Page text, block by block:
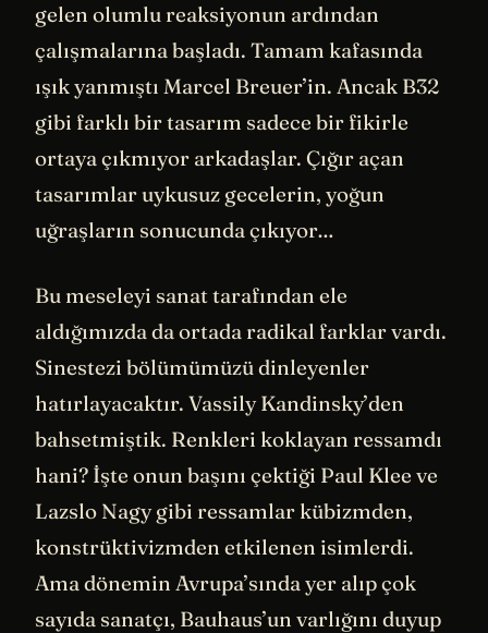
gelen olumlu reaksiyonun ardından
çalışmalarına başladı. Tamam kafasında
ışık yanmıştı Marcel Breuer’in. Ancak B32
gibi farklı bir tasarım sadece bir fikirle
ortaya çıkmıyor arkadaşlar. Çığır açan
tasarımlar uykusuz gecelerin, yoğun
uğraşların sonucunda çıkıyor…
Bu meseleyi sanat tarafından ele
aldığımızda da ortada radikal farklar vardı.
Sinestezi bölümümüzü dinleyenler
hatırlayacaktır. Vassily Kandinsky’den
bahsetmiştik. Renkleri koklayan ressamdı
hani? İşte onun başını çektiği Paul Klee ve
Lazslo Nagy gibi ressamlar kübizmden,
konstrüktivizmden etkilenen isimlerdi.
Ama dönemin Avrupa’sında yer alıp çok
sayıda sanatçı, Bauhaus’un varlığını duyup